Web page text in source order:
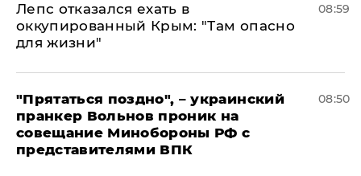
Лепс отказался ехать в
оккупированный Крым: "Там опасно
для жизни"
08:59
"Прятаться поздно", – украинский
пранкер Вольнов проник на
совещание Минобороны РФ с
представителями ВПК
08:50